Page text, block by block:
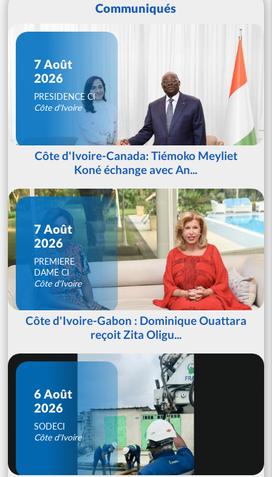
Communiqués
7 Août
2026
PRESIDENCE CI
Côte d'Ivoire
Côte d'Ivoire-Canada: Tiémoko Meyliet
Koné échange avec An...
7 Août
2026
PREMIERE
DAME CI
Côte d'Ivoire
Côte d'Ivoire-Gabon : Dominique Ouattara
reçoit Zita Oligu...
6 Août
2026
SODECI
Côte d'Ivoire